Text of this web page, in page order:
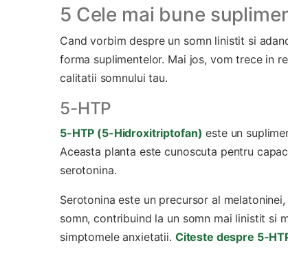
5 Cele mai bune
Cand vorbim despre un somn linistit si
forma suplimentelor. Mai jos, vom trece in
calitatii somnului tau.
5-HTP
5-HTP (5-Hidroxitriptofan) este un
Aceasta planta este cunoscuta pentru
serotonina.
Serotonina este un precursor al
somn, contribuind la un somn mai linistit si
simptomele anxietatii. Citeste despre 5-